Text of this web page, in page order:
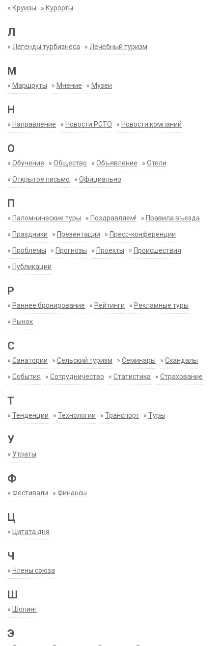
» Круизы » Курорты
Л
» Легенды турбизнеса » Лечебный туризм
М
» Маршруты » Мнение » Музеи
Н
» Направление » Новости РСТО » Новости компаний
О
» Обучение » Общество » Объявление » Отели
» Открытое письмо » Официально
П
» Паломнические туры » Поздравляем! » Правила въезда
» Праздники » Презентации » Пресс-конференции
» Проблемы » Прогнозы » Проекты » Происшествия
» Публикации
Р
» Раннее бронирование » Рейтинги » Рекламные туры
» Рынок
С
» Санатории » Сельский туризм » Семинары » Скандалы
» События » Сотрудничество » Статистика » Страхование
Т
» Тенденции » Технологии » Транспорт » Туры
У
» Утраты
Ф
» Фестивали » Финансы
Ц
» Цитата дня
Ч
» Члены союза
Ш
» Шопинг
Э